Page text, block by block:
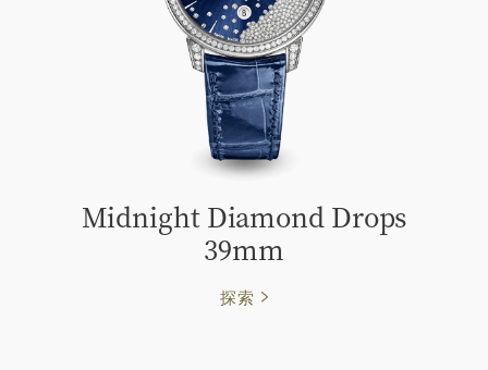
Midnight Diamond Drops
39mm
探索